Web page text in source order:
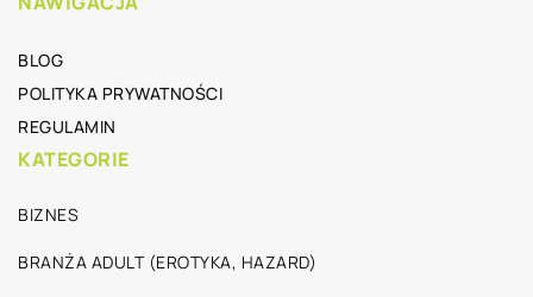
BLOG
POLITYKA PRYWATNOŚCI
REGULAMIN
KATEGORIE
BIZNES
BRANŻA ADULT (EROTYKA, HAZARD)